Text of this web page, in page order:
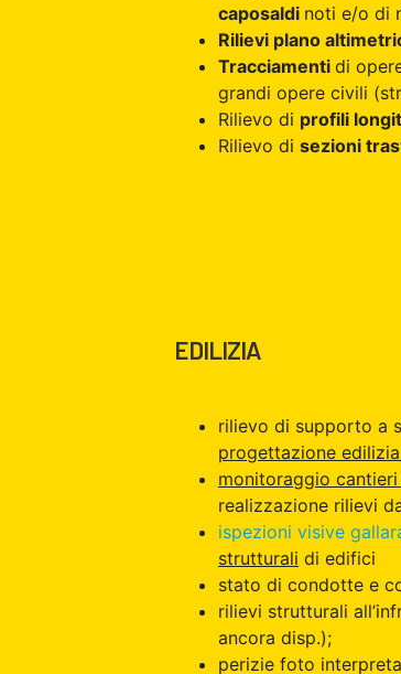
caposaldi noti e/o di
Rilievi plano
Tracciamenti di
grandi opere civili
Rilievo di profili
Rilievo di sezioni
EDILIZIA
rilievo di supporto a
progettazione
monitoraggio
realizzazione rilievi
ispezioni visive
strutturali di edifici
stato di condotte e
rilievi strutturali
ancora disp.);
perizie foto